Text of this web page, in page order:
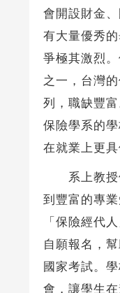
會開設財金
有大量優秀
爭極其激烈
之一，台灣
列，職缺豐
保險學系的
在就業上更具
系上教授
到豐富的專
「保險經代
自願報名，
國家考試。
會，讓學生